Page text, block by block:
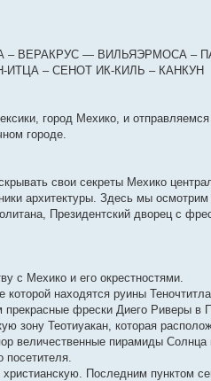
– ВЕРАКРУС — ВИЛЬЯЭРМОСА
– СЕНОТ ИК-КИЛЬ – КАНКУН
город Мехико, и
городе.
свои секреты Мехико
архитектуры. Здесь мы
Президентский дворец с
с Мехико и его окрестностями.
находятся руины
фрески Диего Риверы в
зону Теотиуакан, которая
величественные пирамиды
Последним пунктом